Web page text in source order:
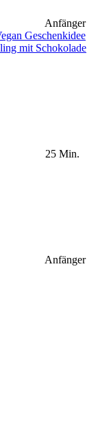
Anfänger
mit Schokolade
25 Min.
Anfänger